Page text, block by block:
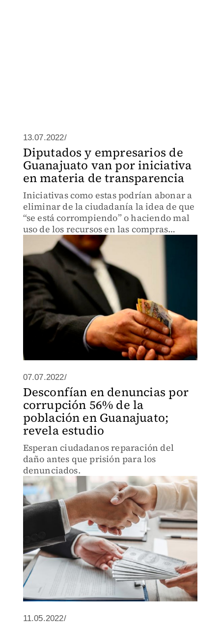
13.07.2022/
Diputados y empresarios de
Guanajuato van por iniciativa
en materia de transparencia
Iniciativas como estas podrían abonar a
eliminar de la ciudadanía la idea de que
“se está corrompiendo” o haciendo mal
uso de los recursos en las compras
pública.
07.07.2022/
Desconfían en denuncias por
corrupción 56% de la
población en Guanajuato;
revela estudio
Esperan ciudadanos reparación del
daño antes que prisión para los
denunciados.
11.05.2022/